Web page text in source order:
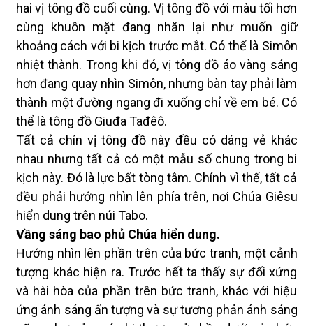
hai vị tông đồ cuối cùng. Vị tông đồ với màu tối hơn
cùng khuôn mặt đang nhăn lại như muốn giữ
khoảng cách với bi kịch trước mắt. Có thể là Simôn
nhiệt thành. Trong khi đó, vị tông đồ áo vàng sáng
hơn đang quay nhìn Simôn, nhưng bàn tay phải làm
thành một đường ngang đi xuống chỉ về em bé. Có
thể là tông đồ Giuđa Tađêô.
Tất cả chín vị tông đồ này đều có dáng vẻ khác
nhau nhưng tất cả có một mẫu số chung trong bi
kịch này. Đó là lực bất tòng tâm. Chính vì thế, tất cả
đều phải hướng nhìn lên phía trên, nơi Chúa Giêsu
hiển dung trên núi Tabo.
Vầng sáng bao phủ Chúa hiển dung.
Hướng nhìn lên phần trên của bức tranh, một cảnh
tượng khác hiện ra. Trước hết ta thấy sự đối xứng
và hài hòa của phần trên bức tranh, khác với hiệu
ứng ánh sáng ấn tượng và sự tương phản ánh sáng